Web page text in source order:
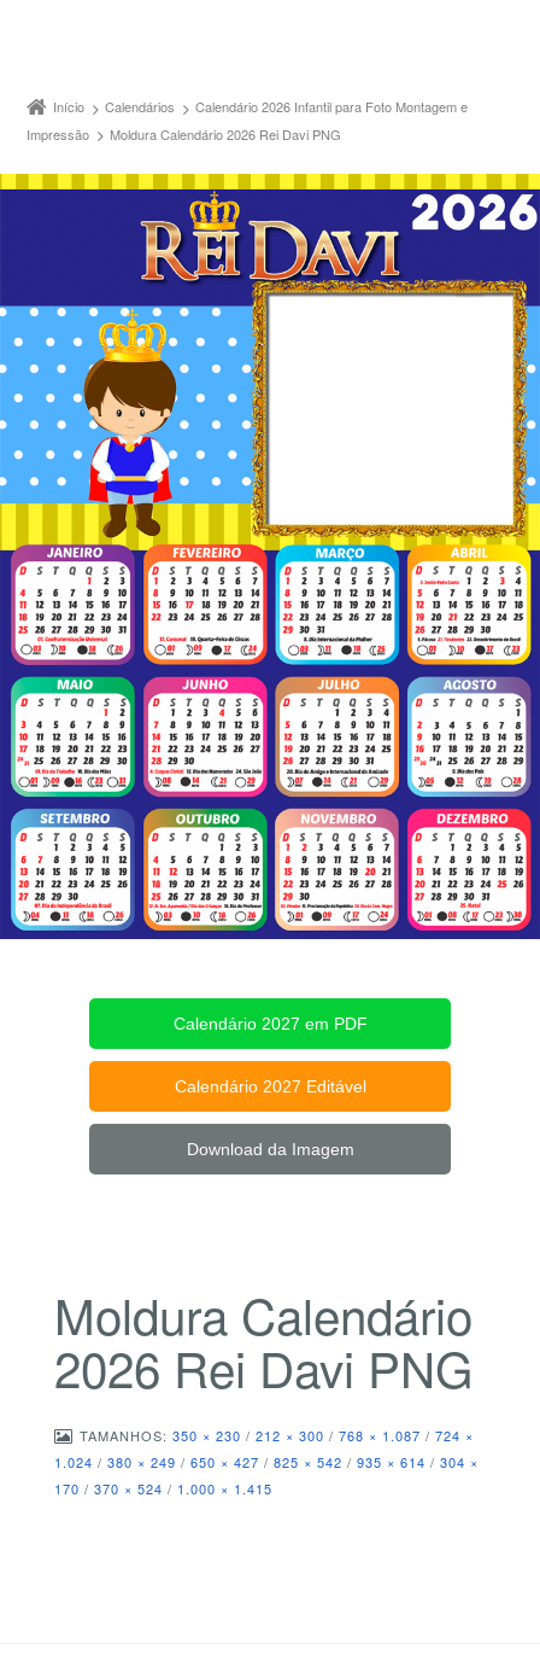
Início Calendários
Calendário 2026 Infantil para Foto Montagem e
Impressão
Moldura Calendário 2026 Rei Davi PNG
Calendário 2027 em PDF
Calendário 2027 Editável
Download da Imagem
Moldura Calendário
2026 Rei Davi PNG
TAMANHOS: 350 × 230 / 212 × 300 / 768 × 1.087 / 724 ×
1.024 / 380 × 249 / 650 × 427 / 825 × 542 / 935 × 614 / 304 ×
170 / 370 × 524 / 1.000 × 1.415